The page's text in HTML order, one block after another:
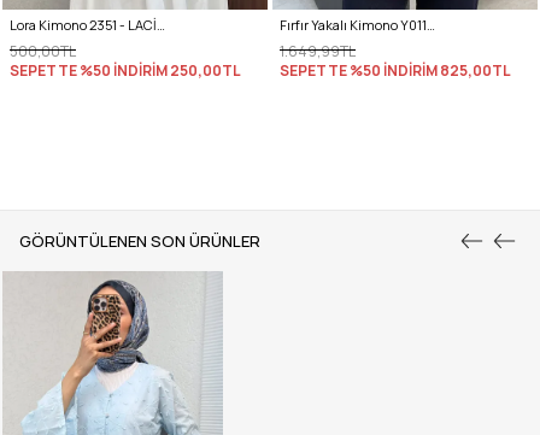
GÖRÜNTÜLENEN SON ÜRÜNLER
500,00TL
SEPETTE %50 İNDİRİM250,00TL
1.649,99TL
SEPETTE %50 İNDİRİM825,00TL